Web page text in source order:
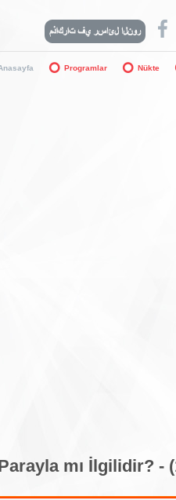
Programlar Nükte
mı İlgilidir? -